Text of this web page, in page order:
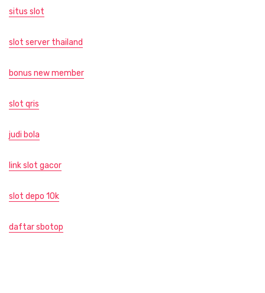
situs slot
slot server thailand
bonus new member
slot qris
judi bola
link slot gacor
slot depo 10k
daftar sbotop